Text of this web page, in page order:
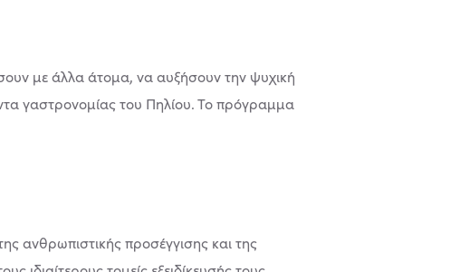
με άλλα άτομα, να αυξήσουν την ψυχική
γαστρονομίας του Πηλίου. Το πρόγραμμα
ανθρωπιστικής προσέγγισης και της